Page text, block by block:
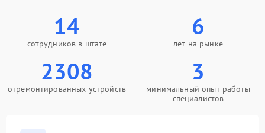
14
сотрудников в штате
6
лет на рынке
2308
отремонтированных устройств
3
минимальный опыт работы
специалистов